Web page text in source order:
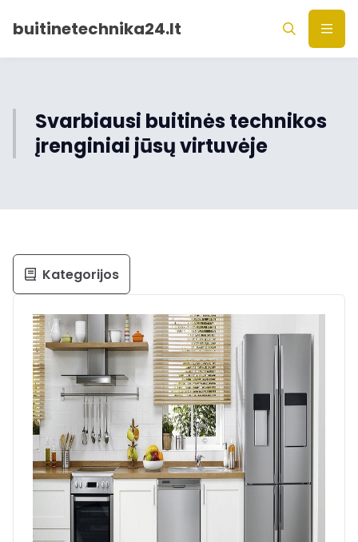
buitinetechnika24.lt
Svarbiausi buitinės technikos
įrenginiai jūsų virtuvėje
Kategorijos